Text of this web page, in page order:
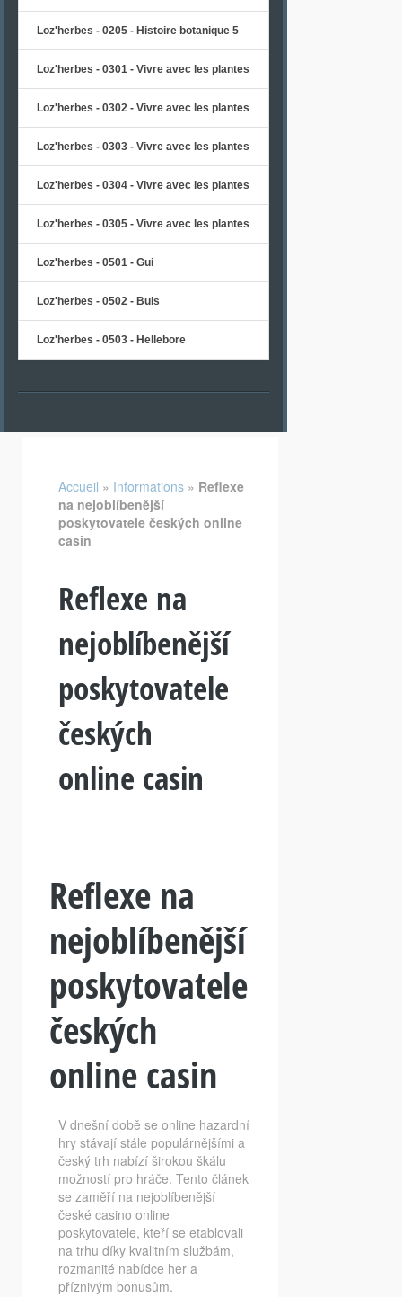
Loz'herbes - 0205 - Histoire botanique 5
Loz'herbes - 0301 - Vivre avec les plantes
Loz'herbes - 0302 - Vivre avec les plantes
Loz'herbes - 0303 - Vivre avec les plantes
Loz'herbes - 0304 - Vivre avec les plantes
Loz'herbes - 0305 - Vivre avec les plantes
Loz'herbes - 0501 - Gui
Loz'herbes - 0502 - Buis
Loz'herbes - 0503 - Hellebore
Accueil » Informations » Reflexe
na nejoblíbenější
poskytovatele českých online
casin
Reflexe na
nejoblíbenější
poskytovatele
českých
online casin
Reflexe na
nejoblíbenější
poskytovatele
českých
online casin
V dnešní době se online hazardní
hry stávají stále populárnějšími a
český trh nabízí širokou škálu
možností pro hráče. Tento článek
se zaměří na nejoblíbenější
české casino online
poskytovatele, kteří se etablovali
na trhu díky kvalitním službám,
rozmanité nabídce her a
příznivým bonusům.